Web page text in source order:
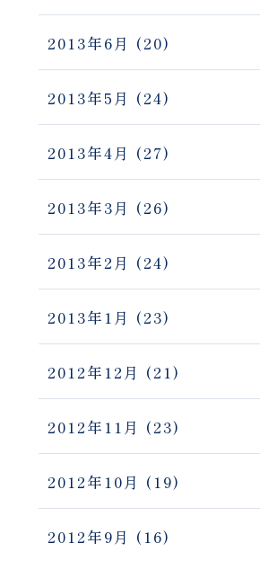
2013年6月 (20)
2013年5月 (24)
2013年4月 (27)
2013年3月 (26)
2013年2月 (24)
2013年1月 (23)
2012年12月 (21)
2012年11月 (23)
2012年10月 (19)
2012年9月 (16)